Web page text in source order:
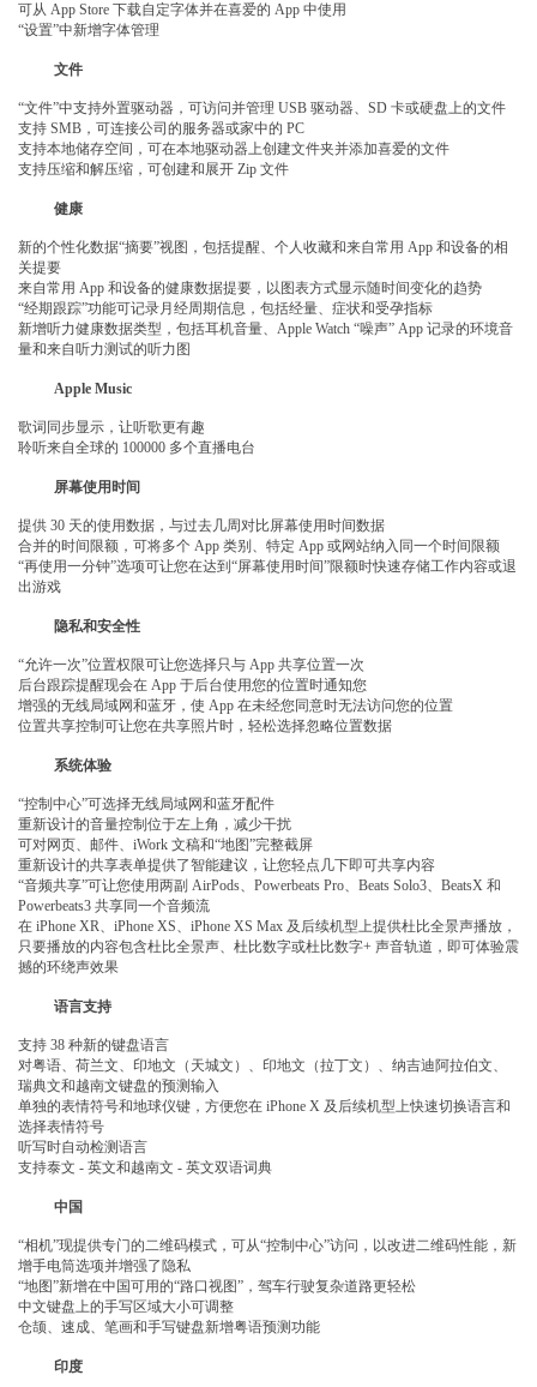
可从 App Store 下载自定字体并在喜爱的 App 中使用
“设置”中新增字体管理
文件
“文件”中支持外置驱动器，可访问并管理 USB 驱动器、SD 卡或硬盘上的文件
支持 SMB，可连接公司的服务器或家中的 PC
支持本地储存空间，可在本地驱动器上创建文件夹并添加喜爱的文件
支持压缩和解压缩，可创建和展开 Zip 文件
健康
新的个性化数据“摘要”视图，包括提醒、个人收藏和来自常用 App 和设备的相
关提要
来自常用 App 和设备的健康数据提要，以图表方式显示随时间变化的趋势
“经期跟踪”功能可记录月经周期信息，包括经量、症状和受孕指标
新增听力健康数据类型，包括耳机音量、Apple Watch “噪声” App 记录的环境音
量和来自听力测试的听力图
Apple Music
歌词同步显示，让听歌更有趣
聆听来自全球的 100000 多个直播电台
屏幕使用时间
提供 30 天的使用数据，与过去几周对比屏幕使用时间数据
合并的时间限额，可将多个 App 类别、特定 App 或网站纳入同一个时间限额
“再使用一分钟”选项可让您在达到“屏幕使用时间”限额时快速存储工作内容或退
出游戏
隐私和安全性
“允许一次”位置权限可让您选择只与 App 共享位置一次
后台跟踪提醒现会在 App 于后台使用您的位置时通知您
增强的无线局域网和蓝牙，使 App 在未经您同意时无法访问您的位置
位置共享控制可让您在共享照片时，轻松选择忽略位置数据
系统体验
“控制中心”可选择无线局域网和蓝牙配件
重新设计的音量控制位于左上角，减少干扰
可对网页、邮件、iWork 文稿和“地图”完整截屏
重新设计的共享表单提供了智能建议，让您轻点几下即可共享内容
“音频共享”可让您使用两副 AirPods、Powerbeats Pro、Beats Solo3、BeatsX 和
Powerbeats3 共享同一个音频流
在 iPhone XR、iPhone XS、iPhone XS Max 及后续机型上提供杜比全景声播放，
只要播放的内容包含杜比全景声、杜比数字或杜比数字+ 声音轨道，即可体验震
撼的环绕声效果
语言支持
支持 38 种新的键盘语言
对粤语、荷兰文、印地文（天城文）、印地文（拉丁文）、纳吉迪阿拉伯文、
瑞典文和越南文键盘的预测输入
单独的表情符号和地球仪键，方便您在 iPhone X 及后续机型上快速切换语言和
选择表情符号
听写时自动检测语言
支持泰文 - 英文和越南文 - 英文双语词典
中国
“相机”现提供专门的二维码模式，可从“控制中心”访问，以改进二维码性能，新
增手电筒选项并增强了隐私
“地图”新增在中国可用的“路口视图”，驾车行驶复杂道路更轻松
中文键盘上的手写区域大小可调整
仓颉、速成、笔画和手写键盘新增粤语预测功能
印度